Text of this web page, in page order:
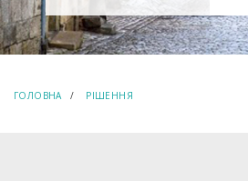
ГОЛОВНА РІШЕННЯ